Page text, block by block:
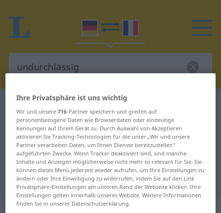
Deutsch-Französisch Wörterbuch
Deutsch-Französisch Übersetzung
für "undurchlässig"
"undurchlässig" Französisch
Übersetzung
„undurchlässig“: Adjektiv
Ihre Privatsphäre ist uns wichtig
Wir und unsere716-Partner speichern und greifen auf
personenbezogene Daten wie Browserdaten oder eindeutige
Kennungen auf Ihrem Gerät zu. Durch Auswahl von Akzeptieren
aktivieren Sie Tracking-Technologien für die unter „Wir und unsere
Partner verarbeiten Daten, um Ihnen Dienste bereitzustellen“
aufgeführten Zwecke. Wenn Tracker deaktiviert sind, sind manche
Inhalte und Anzeigen möglicherweise nicht mehr so relevant für Sie. Sie
können dieses Menü jederzeit wieder aufrufen, um Ihre Einstellungen zu
ändern oder Ihre Einwilligung zu widerrufen, indem Sie auf den Link
Privatsphäre-Einstellungen am unteren Rand der Webseite klicken. Ihre
Einstellungen gelten innerhalb unseres Website. Weitere Informationen
finden Sie in unserer Datenschutzerklärung.